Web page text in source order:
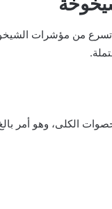
تسرع من مؤشرات
الكلى، وهو أمر